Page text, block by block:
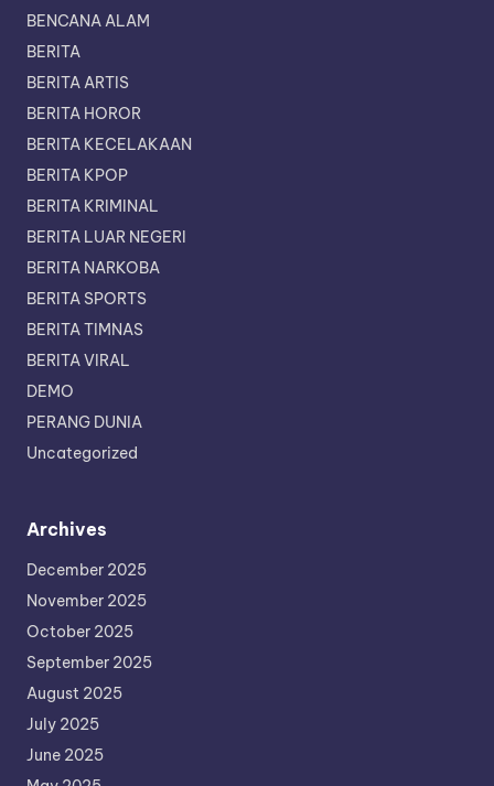
BENCANA ALAM
BERITA
BERITA ARTIS
BERITA HOROR
BERITA KECELAKAAN
BERITA KPOP
BERITA KRIMINAL
BERITA LUAR NEGERI
BERITA NARKOBA
BERITA SPORTS
BERITA TIMNAS
BERITA VIRAL
DEMO
PERANG DUNIA
Uncategorized
Archives
December 2025
November 2025
October 2025
September 2025
August 2025
July 2025
June 2025